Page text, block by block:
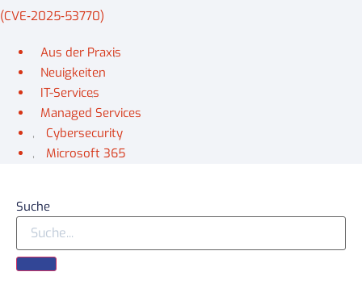
(CVE‑2025‑53770)
Aus der Praxis
,
Neuigkeiten
,
IT-Services
,
Managed Services
,
Cybersecurity
,
Microsoft 365
Suche